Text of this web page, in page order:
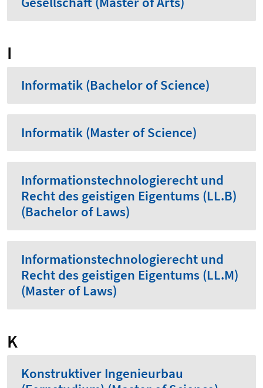
I
Informatik (Bachelor of Science)
Informatik (Master of Science)
Informationstechnologierecht und
Recht des geistigen Eigentums (LL.B)
(Bachelor of Laws)
Informationstechnologierecht und
Recht des geistigen Eigentums (LL.M)
(Master of Laws)
K
Konstruktiver Ingenieurbau